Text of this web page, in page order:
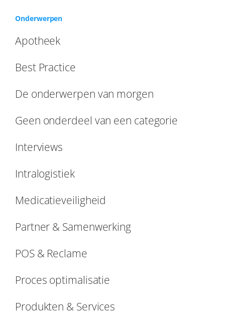
Onderwerpen
Apotheek
Best Practice
De onderwerpen van morgen
Geen onderdeel van een categorie
Interviews
Intralogistiek
Medicatieveiligheid
Partner & Samenwerking
POS & Reclame
Proces optimalisatie
Produkten & Services